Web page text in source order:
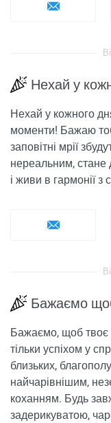
Нехай у
Нехай у кожного
моменти! Бажаю
заповітні мрії
нереальним, стане
і живи в гармонії
Бажаємо
Бажаємо, щоб твоє
тільки успіхом у
близьких,
найчарівнішим,
коханням. Будь
задерикуватою,